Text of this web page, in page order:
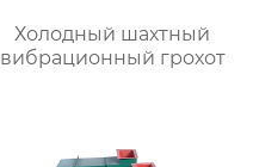
Холодный шахтный
вибрационный грохот